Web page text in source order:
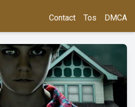
Contact Tos DMCA